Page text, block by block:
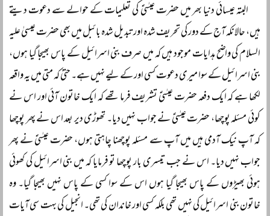
البتہ عیسائی دنیا بھر میں حضرت عیسٰیؑ کی تعلیمات کے حوالے سے دعوت دیتے
ہیں، حالانکہ آج کے دور کی تحریف شدہ اور تبدیل شدہ بائبل میں بھی حضرت عیسیٰ علیہ
السلام کی واضح ہدایات موجود ہیں کہ میں صرف بنی اسرائیل کے پاس بھیجا گیا ہوں،
بنی اسرائیل کے سوا میری دعوت کسی اور کے لیے نہیں ہے۔ حتیٰ کہ متی میں یہ واقعہ
لکھا ہے کہ ایک دفعہ حضرت عیسٰیؑ تشریف فرما تھے کہ ایک خاتون آئی اور اس نے
کوئی مسئلہ پوچھا، حضرت عیسٰیؑ نے جواب نہیں دیا۔ تھوڑی دیر بعد اس نے پھر پوچھا
کہ آپ نیک آدمی ہیں میں آپ سے مسئلہ پوچھنا چاہتی ہوں، حضرت عیسٰیؑ نے پھر
جواب نہیں دیا۔ اس نے جب تیسری بار پوچھا تو فرمایا کہ میں بنی اسرائیل کی کھوئی
ہوئی بھیڑوں کے پاس بھیجا گیا ہوں اس کے سوا کسی کے پاس نہیں بھیجا گیا۔ وہ
خاتون بنی اسرائیل کی نہیں تھی بلکہ کسی اور خاندان کی تھی۔ انجیل کی بہت سی آیات